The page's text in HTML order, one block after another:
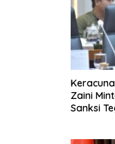
Zaini
Sanksi